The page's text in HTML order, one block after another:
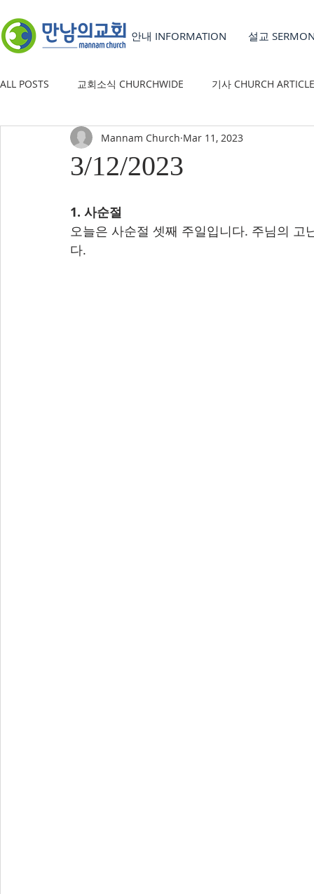
안내 INFORMATION 설교
ALL POSTS 교회소식 CHURCHWIDE 기사 CHURCH
YOUTH GROUP 유초등부 CHILDREN'S MINISTRY
3/12/2023
Mannam Church Mar 11, 2023
1. 사순절
오늘은 사순절 셋째 주일입니다. 주님의
다.